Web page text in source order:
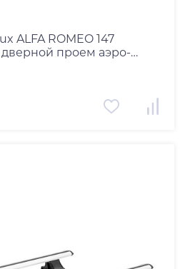
ALFA ROMEO 147
дверной проем аэро-